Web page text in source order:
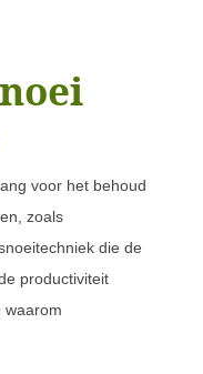
voor het behoud
zoals
die de
productiviteit
waarom